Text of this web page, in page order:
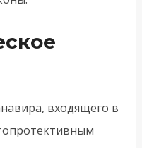
входящего в